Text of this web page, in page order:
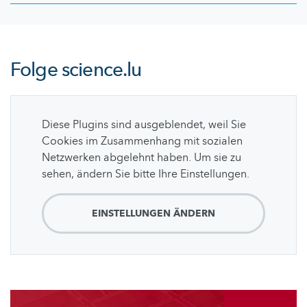
Folgescience.lu
Diese Plugins sind ausgeblendet, weil Sie
Cookies im Zusammenhang mit sozialen
Netzwerken abgelehnt haben. Um sie zu
sehen, ändern Sie bitte Ihre Einstellungen.
EINSTELLUNGEN ÄNDERN